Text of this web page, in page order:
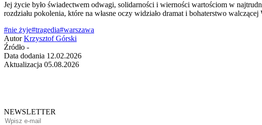
Jej życie było świadectwem odwagi, solidarności i wierności wartościom w
rozdziału pokolenia, które na własne oczy widziało dramat i bohaterstwo walczącej
#nie żyje#tragedia#warszawa
Autor Krzysztof Górski
Źródło -
Data dodania 12.02.2026
Aktualizacja 05.08.2026
NEWSLETTER